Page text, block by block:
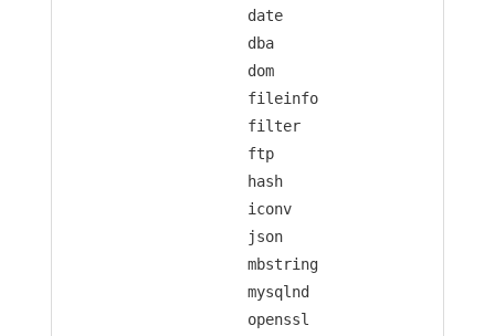
date
dba
dom
fileinfo
filter
ftp
hash
iconv
json
mbstring
mysqlnd
openssl